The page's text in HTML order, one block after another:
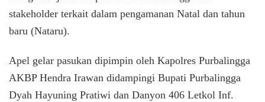
stakeholder terkait dalam pengamanan Natal dan tahun
baru (Nataru).
Apel gelar pasukan dipimpin oleh Kapolres Purbalingga
AKBP Hendra Irawan didampingi Bupati Purbalingga
Dyah Hayuning Pratiwi dan Danyon 406 Letkol Inf.